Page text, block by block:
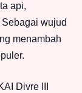
api,
wujud
menambah
Divre III